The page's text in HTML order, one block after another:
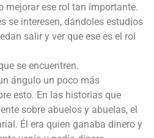
mejorar ese rol tan importante.
se interesen, dándoles estudios
salir y ver que ese es el rol
se encuentren.
ángulo un poco más
esto. En las historias que
sobre abuelos y abuelas, el
Él era quien ganaba dinero y